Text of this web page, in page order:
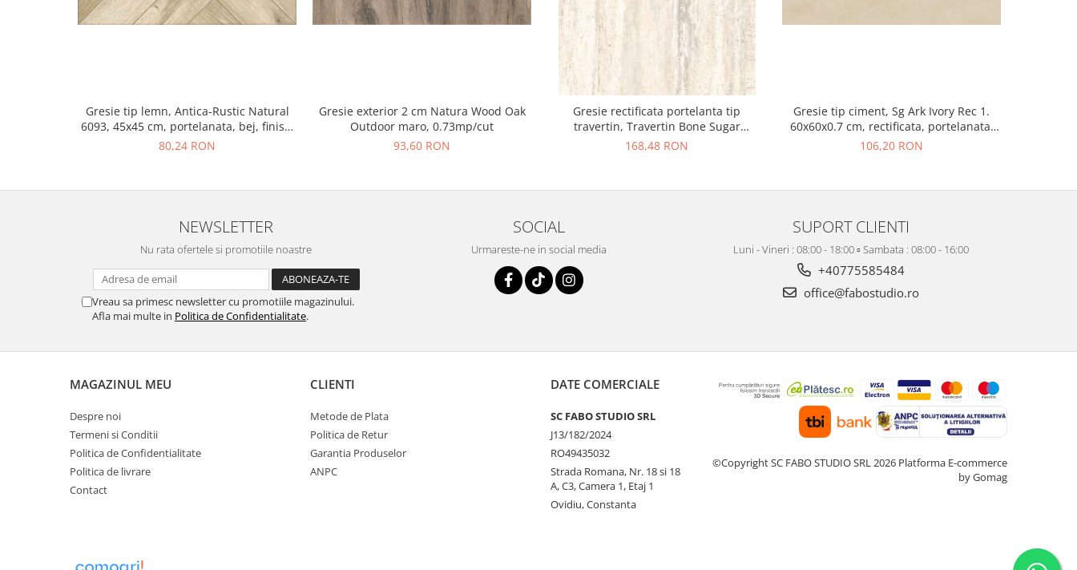
Gresie tip lemn, Antica-Rustic Natural
6093, 45x45 cm, portelanata, bej, finisaj
mat
80,24 RON
Gresie exterior 2 cm Natura Wood Oak
Outdoor maro, 0.73mp/cut
93,60 RON
Gresie rectificata portelanta tip
travertin, Travertin Bone Sugar
25621011, 60x120 cm, bej, finisaj mat
168,48 RON
Gresie tip ciment, Sg Ark Ivory Rec 1.
60x60x0.7 cm, rectificata, portelanata,
bej, finisaj mat
106,20 RON
NEWSLETTER
Nu rata ofertele si promotiile noastre
Vreau sa primesc newsletter cu promotiile magazinului.
Afla mai multe in Politica de Confidentialitate.
SOCIAL
Urmareste-ne in social media
SUPORT CLIENTI
Luni - Vineri : 08:00 - 18:00 ▫️ Sambata : 08:00 - 16:00
+40775585484
office@fabostudio.ro
MAGAZINUL MEU
Despre noi
Termeni si Conditii
Politica de Confidentialitate
Politica de livrare
Contact
CLIENTI
Metode de Plata
Politica de Retur
Garantia Produselor
ANPC
DATE COMERCIALE
SC FABO STUDIO SRL
J13/182/2024
RO49435032
Strada Romana, Nr. 18 si 18
A, C3, Camera 1, Etaj 1
Ovidiu, Constanta
©Copyright SC FABO STUDIO SRL 2026 Platforma E-commerce
by Gomag